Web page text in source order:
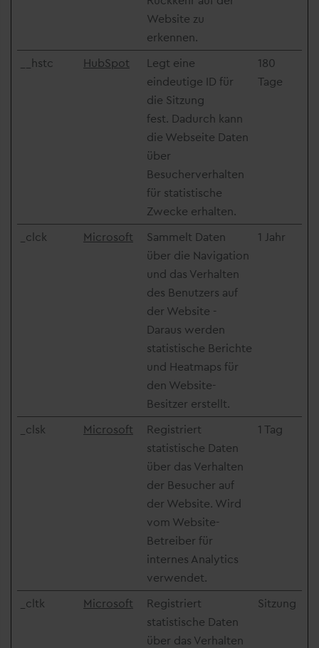
Website zu
erkennen.
__hstc HubSpot
Legt eine
eindeutige ID für
die Sitzung
fest. Dadurch kann
die Webseite Daten
über
Besucherverhalten
für statistische
Zwecke erhalten.
180
Tage
_clck Microsoft
Sammelt Daten
über die Navigation
und das Verhalten
des Benutzers auf
der Website -
Daraus werden
statistische Berichte
und Heatmaps für
den Website-
Besitzer erstellt.
1 Jahr
_clsk Microsoft
Registriert
statistische Daten
über das Verhalten
der Besucher auf
der Website. Wird
vom Website-
Betreiber für
internes Analytics
verwendet.
1 Tag
_cltk Microsoft
Registriert
statistische Daten
über das Verhalten
Sitzung